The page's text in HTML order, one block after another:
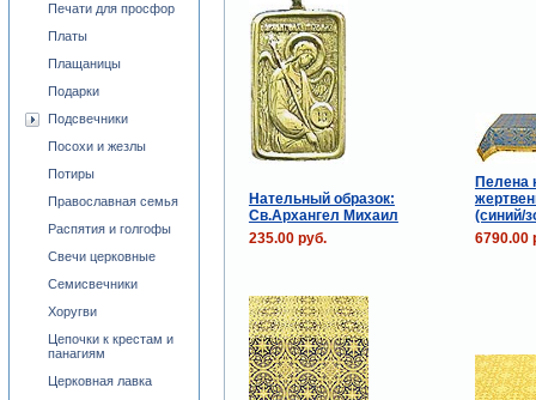
Нательный образок:
Св.Архангел Михаил
Пелена
(синий/
235.00 руб.
6790.00
Печати для просфор
Платы
Плащаницы
Подарки
Подсвечники
Посохи и жезлы
Потиры
Православная семья
Распятия и голгофы
Свечи церковные
Семисвечники
Хоругви
Цепочки к крестам и
панагиям
Церковная лавка